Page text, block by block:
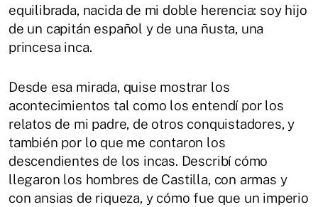
equilibrada, nacida de mi doble herencia: soy hijo
de un capitán español y de una ñusta, una
princesa inca.
Desde esa mirada, quise mostrar los
acontecimientos tal como los entendí por los
relatos de mi padre, de otros conquistadores, y
también por lo que me contaron los
descendientes de los incas. Describí cómo
llegaron los hombres de Castilla, con armas y
con ansias de riqueza, y cómo fue que un imperio